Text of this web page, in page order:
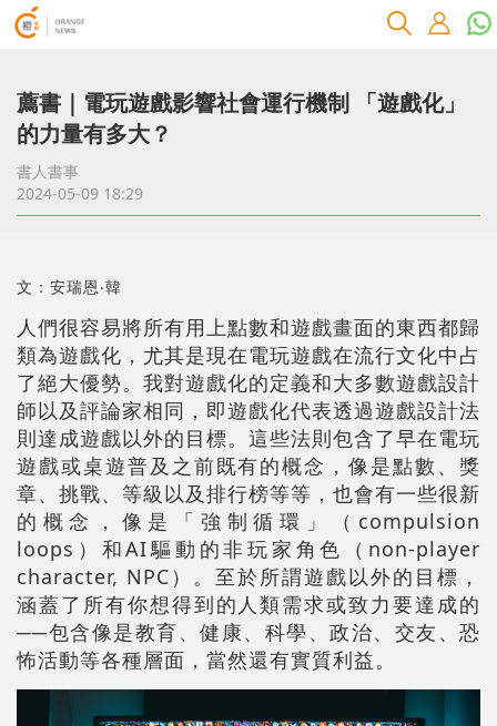
薦書｜電玩遊戲影響社會運行機制 「遊戲化」
的力量有多大？
書人書事
2024-05-09 18:29
文：安瑞恩‧韓
人們很容易將所有用上點數和遊戲畫面的東西都歸
類為遊戲化，尤其是現在電玩遊戲在流行文化中占
了絕大優勢。我對遊戲化的定義和大多數遊戲設計
師以及評論家相同，即遊戲化代表透過遊戲設計法
則達成遊戲以外的目標。這些法則包含了早在電玩
遊戲或桌遊普及之前既有的概念，像是點數、獎
章、挑戰、等級以及排行榜等等，也會有一些很新
的概念，像是「強制循環」（compulsion
loops）和AI驅動的非玩家角色（non-player
character, NPC）。至於所謂遊戲以外的目標，
涵蓋了所有你想得到的人類需求或致力要達成的
──包含像是教育、健康、科學、政治、交友、恐
怖活動等各種層面，當然還有實質利益。